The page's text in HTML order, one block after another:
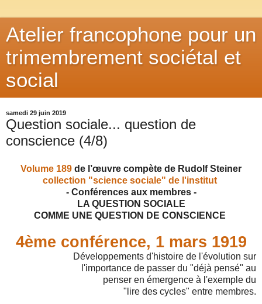
Atelier francophone pour un
trimembrement sociétal et
social
samedi 29 juin 2019
Question sociale... question de
conscience (4/8)
Volume 189 de l’œuvre compète de Rudolf Steiner
collection "science sociale" de l'institut
- Conférences aux membres -
LA QUESTION SOCIALE
COMME UNE QUESTION DE CONSCIENCE
4ème conférence, 1 mars 1919
Développements d'histoire de l'évolution sur
l'importance de passer du "déjà pensé" au
penser en émergence à l'exemple du
"lire des cycles" entre membres.